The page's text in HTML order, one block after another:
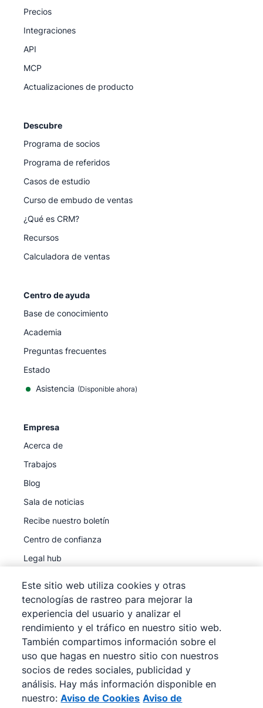
Precios
Integraciones
API
MCP
Actualizaciones de producto
Descubre
Programa de socios
Programa de referidos
Casos de estudio
Curso de embudo de ventas
¿Qué es CRM?
Recursos
Calculadora de ventas
Centro de ayuda
Base de conocimiento
Academia
Preguntas frecuentes
Estado
Asistencia (Disponible ahora)
Empresa
Acerca de
Trabajos
Blog
Sala de noticias
Recibe nuestro boletín
Centro de confianza
Legal hub
©2026Pipedrive
Pipedrive
Términos de servicio
Pipedrive
Aviso de privacidad
Mapa del sitio
Este sitio web utiliza cookies y otras
tecnologías de rastreo para mejorar la
experiencia del usuario y analizar el
rendimiento y el tráfico en nuestro sitio web.
También compartimos información sobre el
uso que hagas en nuestro sitio con nuestros
socios de redes sociales, publicidad y
análisis. Hay más información disponible en
nuestro: Aviso de Cookies Aviso de